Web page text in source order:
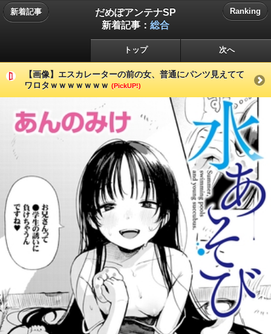
新着記事
だめぽアンテナSP
新着記事： 総合
Ranking
トップ 次へ
【画像】エスカレーターの前の女、普通にパンツ見えてて
ワロタｗｗｗｗｗｗｗ (PickUP!)